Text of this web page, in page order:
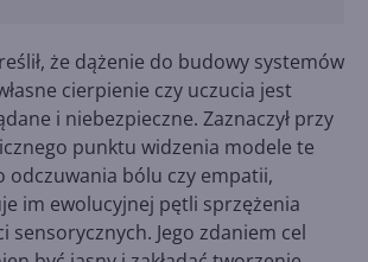
że dążenie do budowy systemów
cierpienie czy uczucia jest
i niebezpieczne. Zaznaczył przy
punktu widzenia modele te
odczuwania bólu czy empatii,
im ewolucyjnej pętli sprzężenia
sensorycznych. Jego zdaniem cel